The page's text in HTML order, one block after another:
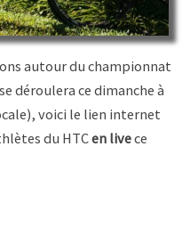
autour du championnat
déroulera ce dimanche à
voici le lien internet
du HTCen livece